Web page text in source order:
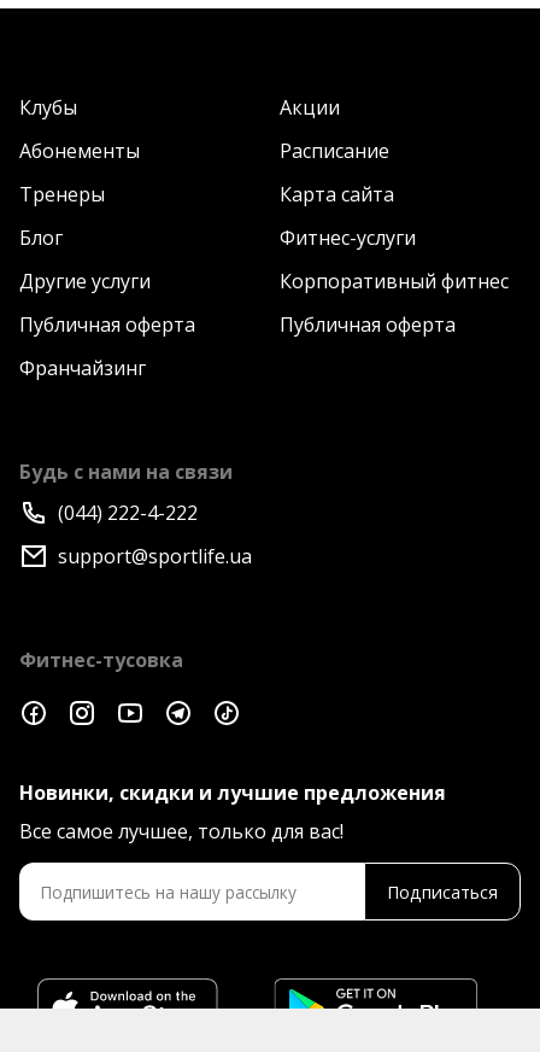
Клубы
Акции
Абонементы
Расписание
Тренеры
Карта сайта
Блог
Фитнес-услуги
Другие услуги
Корпоративный фитнес
Публичная оферта
Публичная оферта
Франчайзинг
Будь с нами на связи
(044) 222-4-222
support@sportlife.ua
Фитнес-тусовка
Новинки, скидки и лучшие предложения
Все самое лучшее, только для вас!
Подписаться